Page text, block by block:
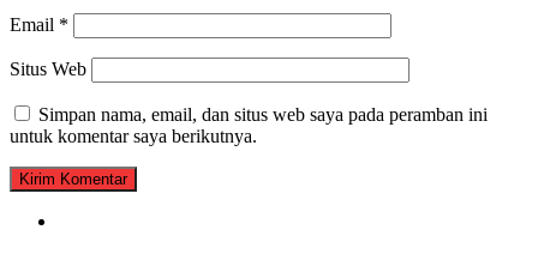
Email *
Situs Web
Simpan nama, email, dan situs web saya pada peramban ini
untuk komentar saya berikutnya.